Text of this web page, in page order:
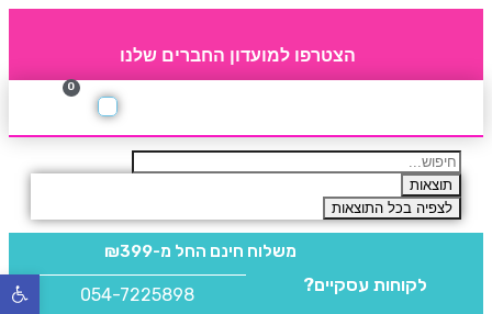
הצטרפו למועדון החברים שלנו
0
תוצאות
לצפיה בכל התוצאות
משלוח חינם החל מ-₪399
לקוחות עסקיים? 054-7225898
פתח